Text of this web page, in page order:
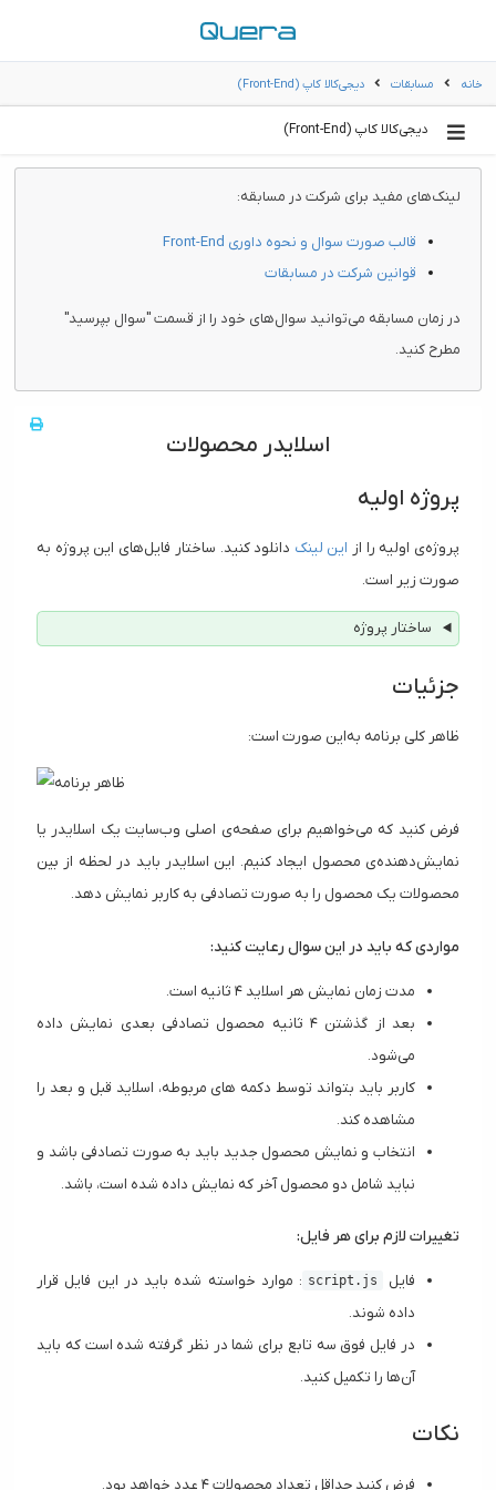
خانه مسابقات دیجی‌کالا کاپ (Front-End)
دیجی‌کالا کاپ (Front-End)
لینک‌های مفید برای شرکت در مسابقه:
قالب صورت سوال و نحوه داوری Front-End
قوانین شرکت در مسابقات
در زمان مسابقه می‌توانید سوال‌های خود را از قسمت "سوال بپرسید"
مطرح کنید.
اسلایدر محصولات
پروژه اولیه
پروژه‌ی اولیه را از این لینک دانلود کنید. ساختار فایل‌های این پروژه به
صورت زیر است.
ساختار پروژه
جزئیات
ظاهر کلی برنامه به‌این صورت است:
فرض کنید که می‌خواهیم برای صفحه‌ی اصلی وب‌سایت یک اسلایدر یا
نمایش‌دهنده‌ی محصول ایجاد کنیم. این اسلایدر باید در لحظه از بین
محصولات یک محصول را به صورت تصادفی به کاربر نمایش دهد.
مواردی که باید در این سوال رعایت کنید:
مدت زمان نمایش هر اسلاید ۴ ثانیه است.
بعد از گذشتن ۴ ثانیه محصول تصادفی بعدی نمایش داده
می‌شود.
کاربر باید بتواند توسط دکمه های مربوطه، اسلاید قبل و بعد را
مشاهده کند.
انتخاب و نمایش محصول جدید باید به صورت تصادفی باشد و
نباید شامل دو محصول آخر که نمایش داده شده است، باشد.
تغییرات لازم برای هر فایل:
فایل script.js : موارد خواسته شده باید در این فایل قرار
داده شوند.
در فایل فوق سه تابع برای شما در نظر گرفته شده است که باید
آن‌ها را تکمیل کنید. ​
نکات
فرض کنید حداقل تعداد محصولات ۴ عدد خواهد بود.